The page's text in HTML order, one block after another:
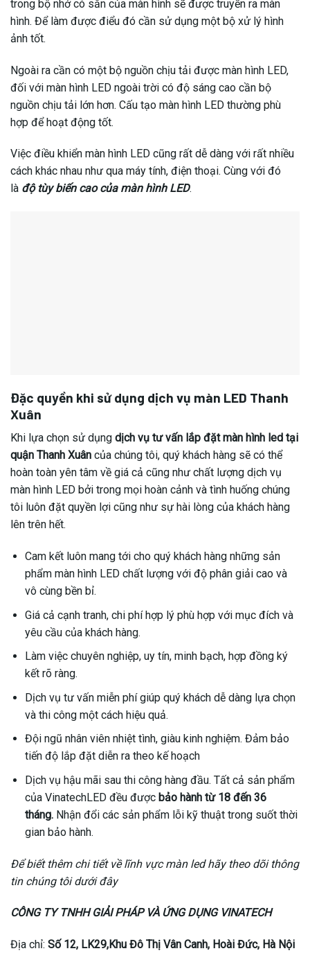
trong bộ nhớ có sẵn của màn hình sẽ được truyền ra màn
hình. Để làm được điểu đó cần sử dụng một bộ xử lý hình
ảnh tốt.
Ngoài ra cần có một bộ nguồn chịu tải được màn hình LED,
đối với màn hình LED ngoài trời có độ sáng cao cần bộ
nguồn chịu tải lớn hơn. Cấu tạo màn hình LED thường phù
hợp để hoạt động tốt.
Việc điều khiển màn hình LED cũng rất dễ dàng với rất nhiều
cách khác nhau như qua máy tính, điện thoại. Cùng với đó
là độ tùy biến cao của màn hình LED.
Đặc quyền khi sử dụng dịch vụ màn LED Thanh
Xuân
Khi lựa chọn sử dụng dịch vụ tư vấn lắp đặt màn hình led tại
quận Thanh Xuân của chúng tôi, quý khách hàng sẽ có thể
hoàn toàn yên tâm về giá cả cũng như chất lượng dịch vụ
màn hình LED bởi trong mọi hoàn cảnh và tình huống chúng
tôi luôn đặt quyền lợi cũng như sự hài lòng của khách hàng
lên trên hết.
Cam kết luôn mang tới cho quý khách hàng những sản
phẩm màn hình LED chất lượng với độ phân giải cao và
vô cùng bền bỉ.
Giá cả cạnh tranh, chi phí hợp lý phù hợp với mục đích và
yêu cầu của khách hàng.
Làm việc chuyên nghiệp, uy tín, minh bạch, hợp đồng ký
kết rõ ràng.
Dịch vụ tư vấn miễn phí giúp quý khách dễ dàng lựa chọn
và thi công một cách hiệu quả.
Đội ngũ nhân viên nhiệt tình, giàu kinh nghiệm. Đảm bảo
tiến độ lắp đặt diễn ra theo kế hoạch
Dịch vụ hậu mãi sau thi công hàng đầu. Tất cả sản phẩm
của VinatechLED đều được bảo hành từ 18 đến 36
tháng.Nhận đổi các sản phẩm lỗi kỹ thuật trong suốt thời
gian bảo hành.
Để biết thêm chi tiết về lĩnh vực màn led hãy theo dõi thông
tin chúng tôi dưới đây
CÔNG TY TNHH GIẢI PHÁP VÀ ỨNG DỤNG VINATECH
Địa chỉ: Số 12, LK29,Khu Đô Thị Vân Canh, Hoài Đức, Hà Nội